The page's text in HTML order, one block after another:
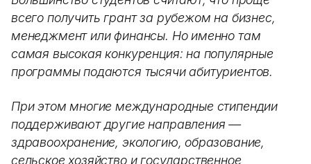
всего получить грант за рубежом на бизнес,
менеджмент или финансы. Но именно там
самая высокая конкуренция: на популярные
программы подаются тысячи абитуриентов.
При этом многие международные стипендии
поддерживают другие направления —
здравоохранение, экологию, образование,
сельское хозяйство и государственное